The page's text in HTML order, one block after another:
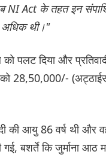
NI Act के तहत इन
अधिक थी।"
पलट दिया और
को 28,50,000/-
की आयु 86 वर्ष थी और
बशर्ते कि जुर्माना आठ